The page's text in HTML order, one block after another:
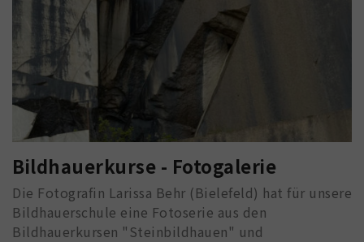
Bildhauerkurse - Fotogalerie
Die Fotografin Larissa Behr (Bielefeld) hat für unsere
Bildhauerschule eine Fotoserie aus den
Bildhauerkursen "Steinbildhauen" und